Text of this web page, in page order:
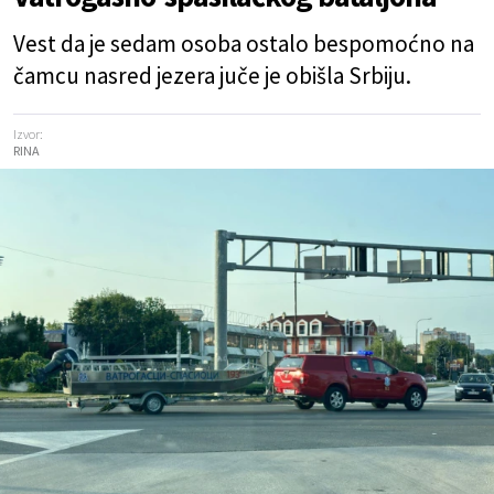
Vest da je sedam osoba ostalo bespomoćno na
čamcu nasred jezera juče je obišla Srbiju.
Izvor:
RINA